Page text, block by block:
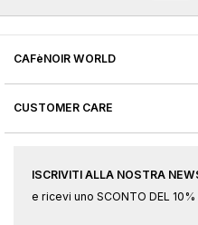
CAFèNOIR WORLD
CUSTOMER CARE
ISCRIVITI ALLA NOSTRA
e ricevi uno SCONTO DEL